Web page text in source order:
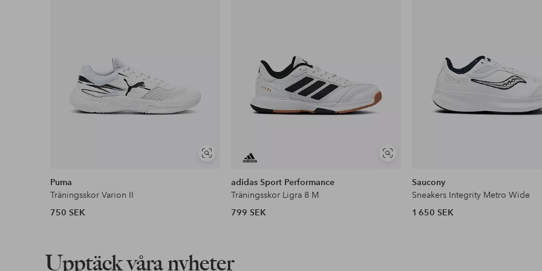
Visa
Puma
Träningsskor Varion II
750 SEK
Visa
adidas Sport Performance
Träningsskor Ligra 8 M
799 SEK
Saucony
Sneakers Integrity Metro Wide
1 650 SEK
Upptäck våra nyheter